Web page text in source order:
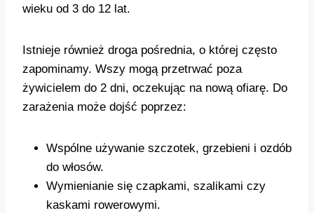
wieku od 3 do 12 lat.
Istnieje również droga pośrednia, o której często
zapominamy. Wszy mogą przetrwać poza
żywicielem do 2 dni, oczekując na nową ofiarę. Do
zarażenia może dojść poprzez:
Wspólne używanie szczotek, grzebieni i ozdób
do włosów.
Wymienianie się czapkami, szalikami czy
kaskami rowerowymi.